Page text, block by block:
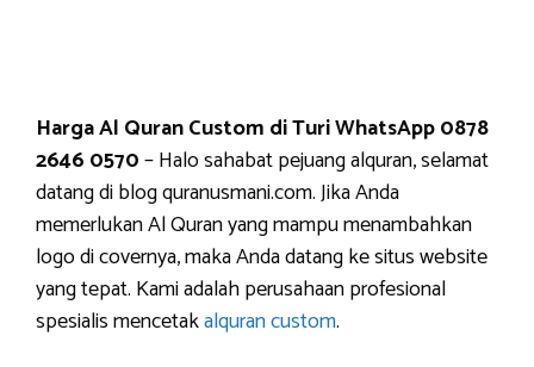
Harga Al Quran Custom di Turi WhatsApp 0878
2646 0570– Halo sahabat pejuang alquran, selamat
datang di blog quranusmani.com. Jika Anda
memerlukan Al Quran yang mampu menambahkan
logo di covernya, maka Anda datang ke situs website
yang tepat. Kami adalah perusahaan profesional
spesialis mencetakalquran custom.